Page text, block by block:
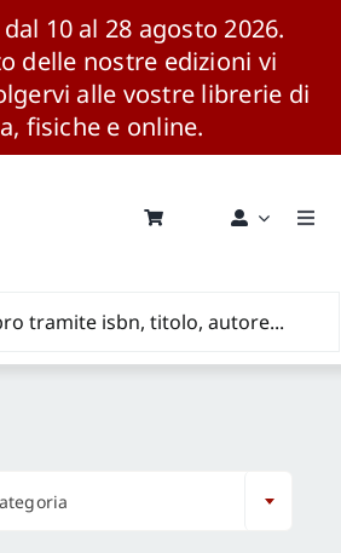
10 al 28 agosto 2026.
delle nostre edizioni vi
alle vostre librerie di
fisiche e online.
/ CINECA